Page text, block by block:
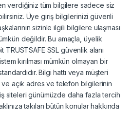
verdiğiniz tüm bilgilere sadece siz
Üye giriş bilgilerinizi güvenli
sizinle ilgili bilgilere ulaşması
değildir. Bu amaçla, üyelik
TRUSTSAFE SSL güvenlik alanı
kırılması mümkün olmayan bir
Bilgi hattı veya müşteri
açık adres ve telefon bilgilerinin
siteleri günümüzde daha fazla tercih
takılan bütün konular hakkında